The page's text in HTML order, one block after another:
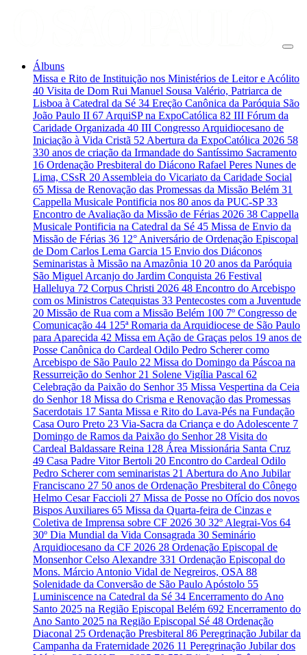
Álbuns
Missa e Rito de Instituição nos Ministérios de Leitor e Acólito
40 Visita de Dom Rui Manuel Sousa Valério, Patriarca de
Lisboa à Catedral da Sé 34 Ereção Canônica da Paróquia São
João Paulo II 67 ArquiSP na ExpoCatólica 82 III Fórum da
Caridade Organizada 40 III Congresso Arquidiocesano de
Iniciação à Vida Cristã 52 Abertura da ExpoCatólica 2026 58
330 anos de criação da Irmandade do Santíssimo Sacramento
16 Ordenação Presbiteral do Diácono Rafael Peres Nunes de
Lima, CSsR 20 Assembleia do Vicariato da Caridade Social
65 Missa de Renovação das Promessas da Missão Belém 31
Cappella Musicale Pontificia nos 80 anos da PUC-SP33
Encontro de Avaliação da Missão de Férias 2026 38 Cappella
Musicale Pontificia na Catedral da Sé 45 Missa de Envio da
Missão de Férias 36 12° Aniversário de Ordenação Episcopal
de Dom Carlos Lema Garcia 15 Envio dos Diáconos
Seminaristas à Missão na Amazônia 10 20 anos da Paróquia
São Miguel Arcanjo do Jardim Conquista 26 Festival
Halleluya 72 Corpus Christi 2026 48 Encontro do Arcebispo
com os Ministros Catequistas 33 Pentecostes com a Juventude
20 Missão de Rua com a Missão Belém 100 7º Congresso de
Comunicação 44 125ª Romaria da Arquidiocese de São Paulo
para Aparecida 42 Missa em Ação de Graças pelos 19 anos de
Posse Canônica do Cardeal Odilo Pedro Scherer como
Arcebispo de São Paulo 22 Missa do Domingo da Páscoa na
Ressurreição do Senhor 21 Solene Vigília Pascal 62
Celebração da Paixão do Senhor35 Missa Vespertina da Ceia
do Senhor 18 Missa do Crisma e Renovação das Promessas
Sacerdotais 17 Santa Missa e Rito do Lava-Pés na Fundação
Casa Ouro Preto 23 Via-Sacra da Criança e do Adolescente 7
Domingo de Ramos da Paixão do Senhor 28 Visita do
Cardeal Baldassare Reina 128 Área Missionária Santa Cruz
49 Casa Padre Vitor Bertoli 20 Encontro do Cardeal Odilo
Pedro Scherer com seminaristas 21 Abertura do Ano Jubilar
Franciscano 27 50 anos de Ordenação Presbiteral do Cônego
Helmo Cesar Faccioli 27 Missa de Posse no Ofício dos novos
Bispos Auxiliares 65 Missa da Quarta-feira de Cinzas e
Coletiva de Imprensa sobre CF 2026 30 32º Alegrai-Vos 64
30º Dia Mundial da Vida Consagrada 30 Seminário
Arquidiocesano da CF 2026 28 Ordenação Episcopal de
Monsenhor Celso Alexandre 331 Ordenação Episcopal do
Mons. Márcio Antonio Vidal de Negreiros, OSA 88
Solenidade da Conversão de São Paulo Apóstolo 55
Luminiscence na Catedral da Sé 34 Encerramento do Ano
Santo 2025 na Região Episcopal Belém 692 Encerramento do
Ano Santo 2025 na Região Episcopal Sé 48 Ordenação
Diaconal 25 Ordenação Presbiteral 86 Peregrinação Jubilar da
Campanha da Fraternidade 2026 11 Peregrinação Jubilar dos